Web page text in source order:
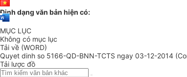
Định dạng văn bản hiện có:
MỤC LỤC
Không có mục lục
Tải về (WORD)
Quyet dinh so 5166-QD-BNN-TCTS ngay 03-12-2014
Tải lược đồ